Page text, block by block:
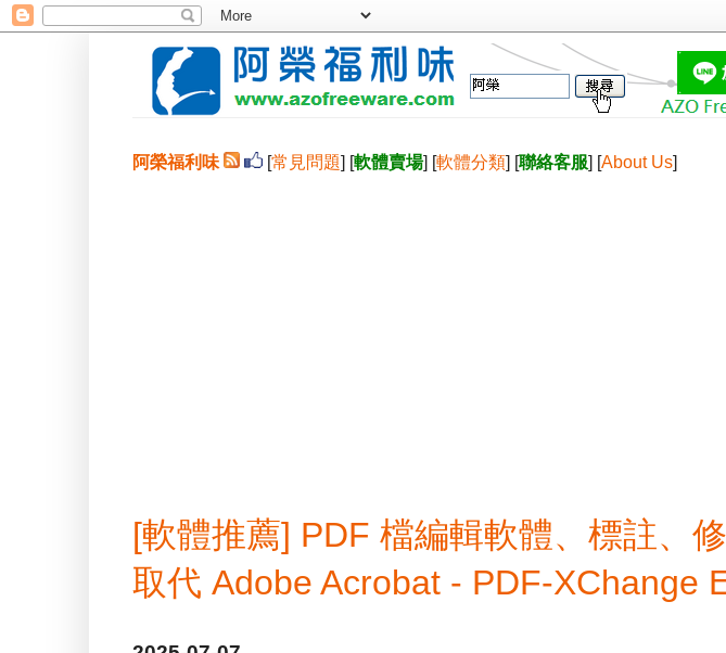
阿榮福利味 [常見問題] [軟體賣場] [軟體分類] [聯絡客服] [About Us]
[軟體推薦] PDF 檔編輯軟體、標註、
取代 Adobe Acrobat - PDF-XChange